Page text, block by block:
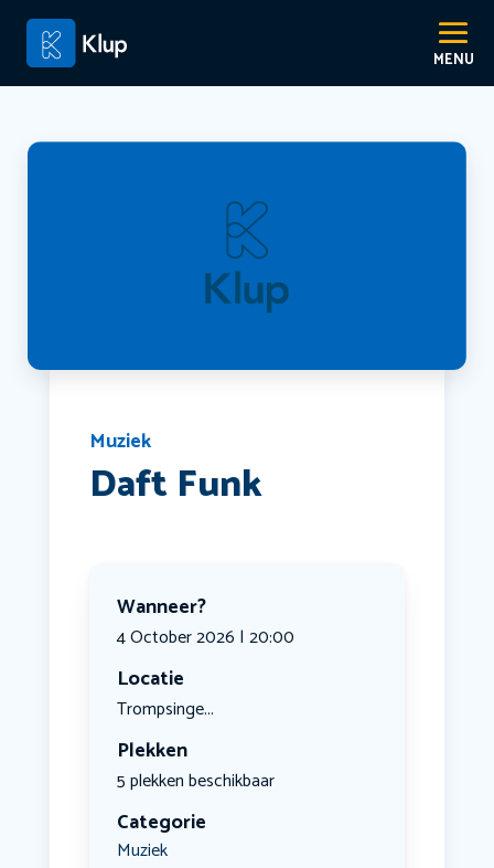
Muziek
Daft Funk
Wanneer?
4 October 2026 | 20:00
Locatie
Trompsinge...
Plekken
5 plekken beschikbaar
Categorie
Muziek